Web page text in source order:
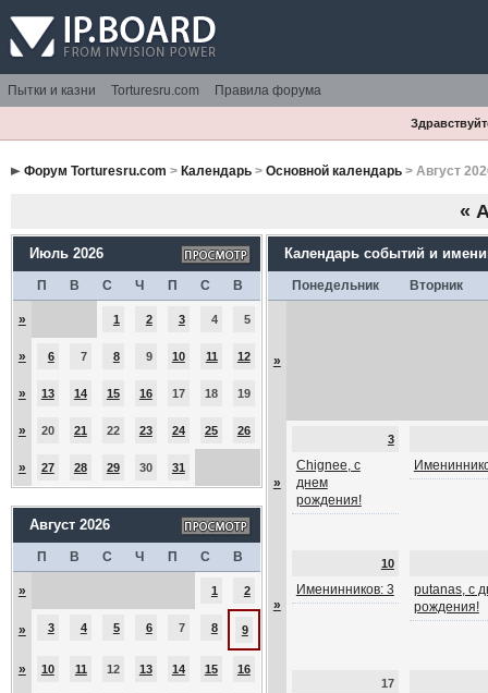
Пытки и казни Torturesru.com Правила форума
Форум Torturesru.com > Календарь> Основной календарь> Август
«
Июль 2026
П В С Ч П С В
» 1 2 3 4 5
» 6 7 8 9 10 11 12
» 13 14 15 16 17 18 19
» 20 21 22 23 24 25 26
» 27 28 29 30 31
Август 2026
П В С Ч П С В
» 1 2
» 3 4 5 6 7 8 9
» 10 11 12 13 14 15 16
Календарь событий и
Понедельник Вторник
»
»
3
Chignee, с
днем
рождения!
»
10
Именинников: 3
putanas, с
рождения!
17